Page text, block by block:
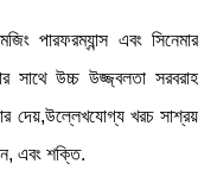
পারফরম্যান্স এবং সিনেমার
সাথে উচ্চ উজ্জ্বলতা সরবরাহ
দেয়,উল্লেখযোগ্য খরচ সাশ্রয়
এবং শক্তি.